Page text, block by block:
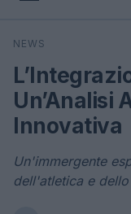
Cerca
NEWS
Un’Analisi
Innovativa
Un'immergente
dell'atletica e